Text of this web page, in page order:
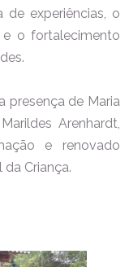
experiências, o
e o fortalecimento
presença de Maria
Arenhardt,
e renovado
Criança.